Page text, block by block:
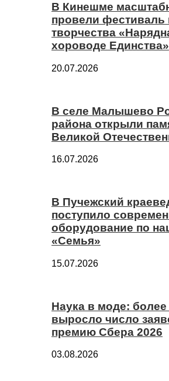
В Кинешме
провели фестиваль
творчества
хороводе Единства»
20.07.2026
В селе Малышево
района открыли
Великой
16.07.2026
В Пучежский
поступило
оборудование по
«Семья»
15.07.2026
Наука в моде: более
выросло число
премию Сбера 2026
03.08.2026